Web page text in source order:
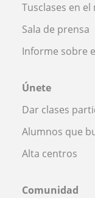
Tusclases en
Sala de prensa
Informe sobre
Únete
Dar clases
Alumnos que
Alta centros
Comunidad